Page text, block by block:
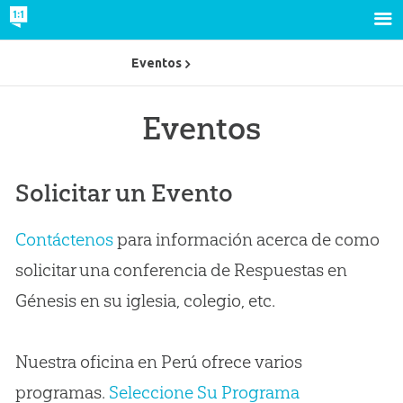
Eventos
Solicitar un Evento
Contáctenospara información acerca de como
solicitar una conferencia de Respuestas en
Génesis en su iglesia, colegio, etc.
Nuestra oficina en Perú ofrece varios
programas. Seleccione Su Programa
Eventos